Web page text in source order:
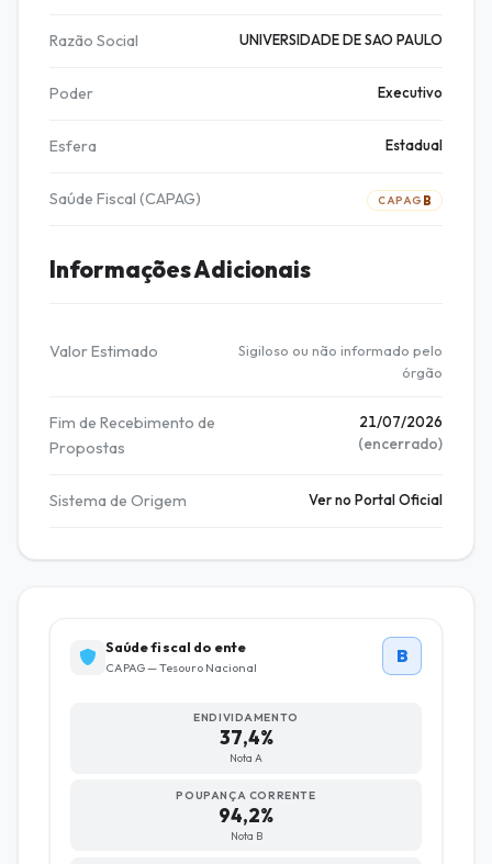
Razão Social UNIVERSIDADE DE SAO PAULO
Poder Executivo
Esfera Estadual
Saúde Fiscal (CAPAG) CAPAG B
Informações Adicionais
Valor Estimado
Sigiloso ou não informado pelo
órgão
Fim de Recebimento de
Propostas
21/07/2026
(encerrado)
Sistema de Origem Ver no Portal Oficial
Saúde fiscal do ente
CAPAG — Tesouro Nacional
B
ENDIVIDAMENTO
37,4%
Nota A
POUPANÇA CORRENTE
94,2%
Nota B